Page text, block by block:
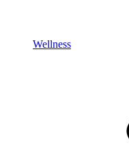
Wellness